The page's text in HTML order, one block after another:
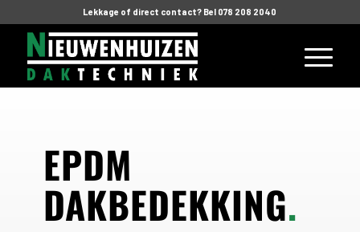
Lekkage of direct contact? Bel 078 208 2040
EPDM
DAKBEDEKKING.